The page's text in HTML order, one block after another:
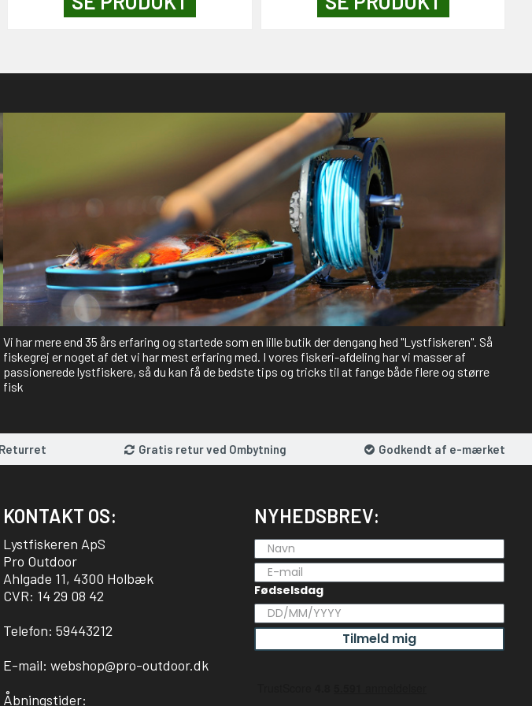
Vi har mere end 35 års erfaring og startede som en lille butik der dengang hed "Lystfiskeren". Så
fiskegrej er noget af det vi har mest erfaring med. I vores fiskeri-afdeling har vi masser af
passionerede lystfiskere, så du kan få de bedste tips og tricks til at fange både flere og større
fisk
Gratis retur ved Ombytning Godkendt af e-mærket
KONTAKT OS:
Lystfiskeren ApS
Pro Outdoor
Ahlgade 11, 4300 Holbæk
CVR: 14 29 08 42
Telefon: 59443212
E-mail: webshop@pro-outdoor.dk
Åbningstider:
NYHEDSBREV:
Fødselsdag
Tilmeld mig